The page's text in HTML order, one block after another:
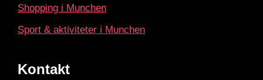
Shopping i Munchen
Sport & aktiviteter i Munchen
Kontakt